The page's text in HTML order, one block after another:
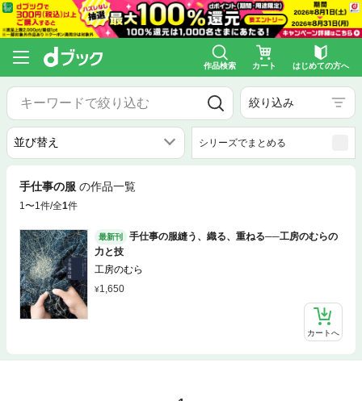
作品検索 カート はじめての方へ
絞り込み
シリーズでまとめる
手仕事の服 の作品一覧
1〜1件/全1件
最新刊
手仕事の服縫う、織る、重ねる──工房のむらの
力と技
工房のむら
1,650
カートへ